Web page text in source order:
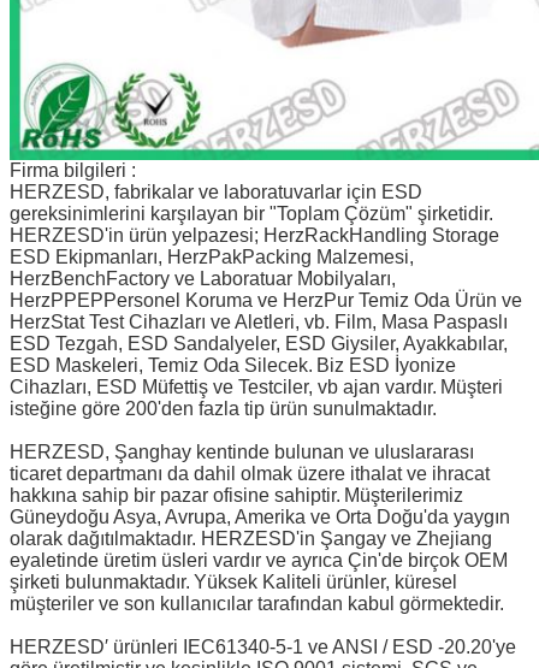
Firma bilgileri :
HERZESD, fabrikalar ve laboratuvarlar için ESD
gereksinimlerini karşılayan bir "Toplam Çözüm" şirketidir.
HERZESD'in ürün yelpazesi; HerzRackHandling Storage
ESD Ekipmanları, HerzPakPacking Malzemesi,
HerzBenchFactory ve Laboratuar Mobilyaları,
HerzPPEPPersonel Koruma ve HerzPur Temiz Oda Ürün ve
HerzStat Test Cihazları ve Aletleri, vb. Film, Masa Paspaslı
ESD Tezgah, ESD Sandalyeler, ESD Giysiler, Ayakkabılar,
ESD Maskeleri, Temiz Oda Silecek. Biz ESD İyonize
Cihazları, ESD Müfettiş ve Testciler, vb ajan vardır. Müşteri
isteğine göre 200'den fazla tip ürün sunulmaktadır.
HERZESD, Şanghay kentinde bulunan ve uluslararası
ticaret departmanı da dahil olmak üzere ithalat ve ihracat
hakkına sahip bir pazar ofisine sahiptir. Müşterilerimiz
Güneydoğu Asya, Avrupa, Amerika ve Orta Doğu'da yaygın
olarak dağıtılmaktadır. HERZESD'in Şangay ve Zhejiang
eyaletinde üretim üsleri vardır ve ayrıca Çin'de birçok OEM
şirketi bulunmaktadır. Yüksek Kaliteli ürünler, küresel
müşteriler ve son kullanıcılar tarafından kabul görmektedir.
HERZESD′ ürünleri IEC61340-5-1 ve ANSI / ESD -20.20'ye